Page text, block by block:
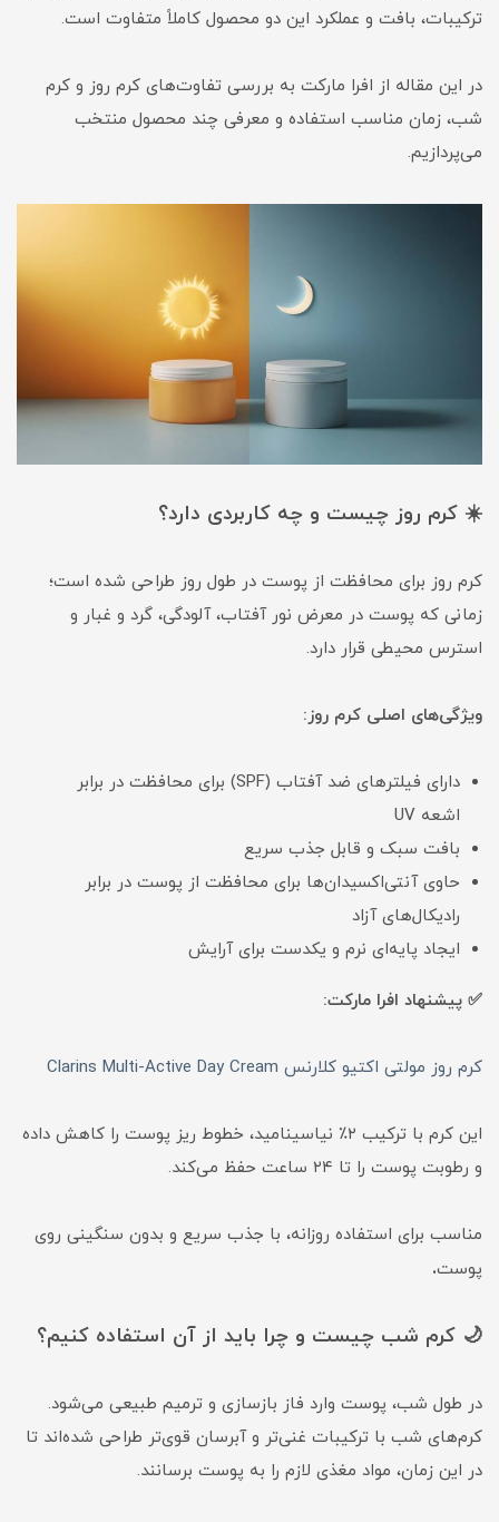
ترکیبات، بافت و عملکرد این دو محصول کاملاً متفاوت است.
در این مقاله از افرا مارکت به بررسی تفاوت‌های کرم روز و کرم
شب، زمان مناسب استفاده و معرفی چند محصول منتخب
می‌پردازیم.
☀️ کرم روز چیست و چه کاربردی دارد؟
کرم روز برای محافظت از پوست در طول روز طراحی شده است؛
زمانی که پوست در معرض نور آفتاب، آلودگی، گرد و غبار و
استرس محیطی قرار دارد.
ویژگی‌های اصلی کرم روز:
دارای فیلترهای ضد آفتاب (SPF) برای محافظت در برابر
اشعه UV
بافت سبک و قابل جذب سریع
حاوی آنتی‌اکسیدان‌ها برای محافظت از پوست در برابر
رادیکال‌های آزاد
ایجاد پایه‌ای نرم و یکدست برای آرایش
✅ پیشنهاد افرا مارکت:
کرم روز مولتی اکتیو کلارنس Clarins Multi-Active Day Cream
این کرم با ترکیب ۲٪ نیاسینامید، خطوط ریز پوست را کاهش داده
و رطوبت پوست را تا ۲۴ ساعت حفظ می‌کند.
مناسب برای استفاده روزانه، با جذب سریع و بدون سنگینی روی
پوست.
🌙 کرم شب چیست و چرا باید از آن استفاده کنیم؟
در طول شب، پوست وارد فاز بازسازی و ترمیم طبیعی می‌شود.
کرم‌های شب با ترکیبات غنی‌تر و آبرسان قوی‌تر طراحی شده‌اند تا
در این زمان، مواد مغذی لازم را به پوست برسانند.